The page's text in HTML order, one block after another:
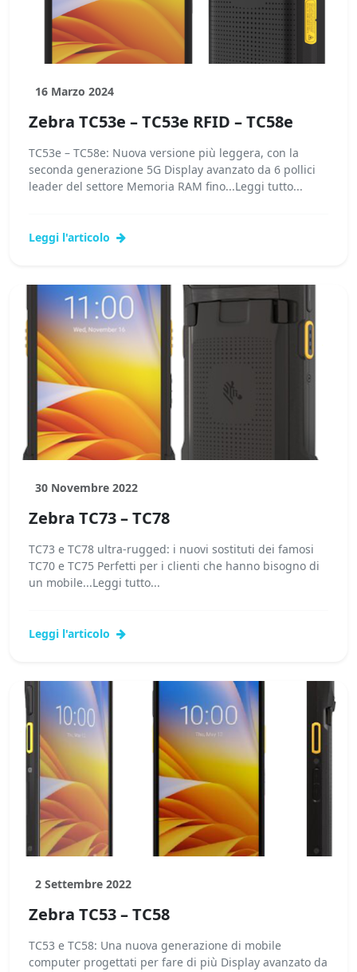
16 Marzo 2024
Zebra TC53e – TC53e RFID – TC58e
TC53e – TC58e: Nuova versione più leggera, con la
seconda generazione 5G Display avanzato da 6 pollici
leader del settore Memoria RAM fino...Leggi tutto...
Leggi l'articolo
30 Novembre 2022
Zebra TC73 – TC78
TC73 e TC78 ultra-rugged: i nuovi sostituti dei famosi
TC70 e TC75 Perfetti per i clienti che hanno bisogno di
un mobile...Leggi tutto...
Leggi l'articolo
2 Settembre 2022
Zebra TC53 – TC58
TC53 e TC58: Una nuova generazione di mobile
computer progettati per fare di più Display avanzato da